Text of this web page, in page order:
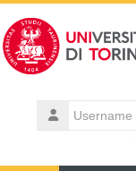
Username